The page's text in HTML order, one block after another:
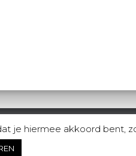
je hiermee akkoord bent,